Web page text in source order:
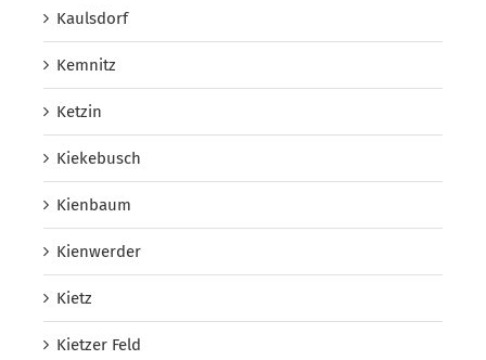
Kaulsdorf
Kemnitz
Ketzin
Kiekebusch
Kienbaum
Kienwerder
Kietz
Kietzer Feld